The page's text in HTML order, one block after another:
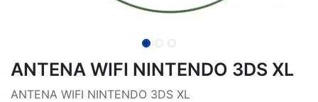
ANTENA WIFI NINTENDO 3DS XL
ANTENA WIFI NINTENDO 3DS XL